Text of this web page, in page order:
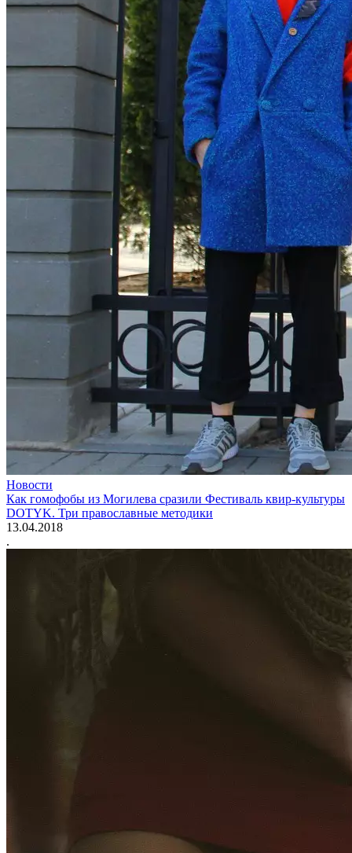
Новости
Как гомофобы из Могилева сразили Фестиваль квир-культуры
DOTYK. Три православные методики
13.04.2018
.